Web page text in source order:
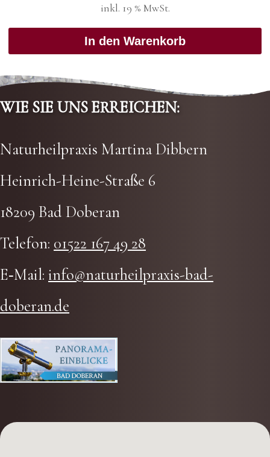
inkl. 19 % MwSt.
In den Warenkorb
WIE SIE UNS ERREI­CHEN:
Natur­heil­pra­xis Mar­ti­na Dib­bern
Hein­rich-Hei­ne-Stra­ße 6
18209 Bad Doberan
Tele­fon: 01522 167 49 28
E‑Mail: info@naturheilpraxis-bad-
doberan.de